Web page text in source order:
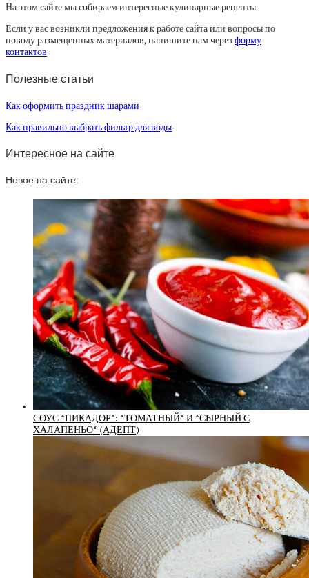
На этом сайте мы собираем интересные кулинарные рецепты.
Если у вас возникли предложения к работе сайта или вопросы по
поводу размещенных материалов, напишите нам через форму
контактов.
Полезные статьи
Как оформить праздник шарами
Как правильно выбрать фильтр для воды
Интересное на сайте
Новое на сайте:
СОУС *ПИКАДОР*: *ТОМАТНЫЙ* И *СЫРНЫЙ С
ХАЛАПЕНЬО* (АДЕПТ)